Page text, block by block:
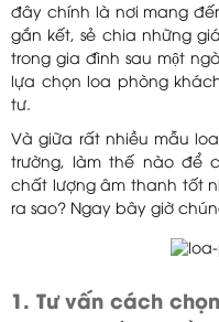
đây chính là nơi mang
gắn kết, sẻ chia những
trong gia đình sau một
lựa chọn loa phòng
tư.
Và giữa rất nhiều mẫu
trường, làm thế nào để
chất lượng âm thanh tốt
ra sao? Ngay bây giờ
1. Tư vấn cách